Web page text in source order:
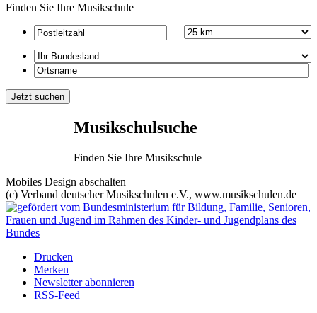
Finden Sie Ihre Musikschule
Musikschulsuche
Finden Sie Ihre Musikschule
Mobiles Design abschalten
(c) Verband deutscher Musikschulen e.V., www.musikschulen.de
Drucken
Merken
Newsletter abonnieren
RSS-Feed